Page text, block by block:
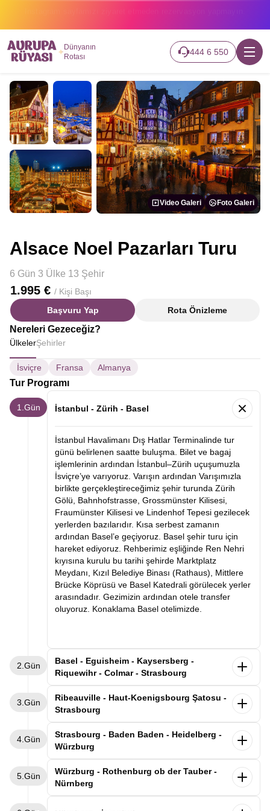
Dünyanın
Rotası
444 6 550
Video Galeri Foto Galeri
Alsace Noel Pazarları Turu
6 Gün 3 Ülke 13 Şehir
1.995 € / Kişi Başı
Başvuru Yap
Rota Önizleme
Nereleri Gezeceğiz?
ÜlkelerŞehirler
İsviçre Fransa Almanya
Tur Programı
1.Gün İstanbul - Zürih - Basel
İstanbul Havalimanı Dış Hatlar Terminalinde tur
günü belirlenen saatte buluşma. Bilet ve bagaj
işlemlerinin ardından İstanbul–Zürih uçuşumuzla
İsviçre’ye varıyoruz. Varışın ardından Varışımızla
birlikte gerçekleştireceğimiz şehir turunda Zürih
Gölü, Bahnhofstrasse, Grossmünster Kilisesi,
Fraumünster Kilisesi ve Lindenhof Tepesi gezilecek
yerlerden bazılarıdır. Kısa serbest zamanın
ardından Basel’e geçiyoruz. Basel şehir turu için
hareket ediyoruz. Rehberimiz eşliğinde Ren Nehri
kıyısına kurulu bu tarihi şehirde Marktplatz
Meydanı, Kızıl Belediye Binası (Rathaus), Mittlere
Brücke Köprüsü ve Basel Katedrali görülecek yerler
arasındadır. Gezimizin ardından otele transfer
oluyoruz. Konaklama Basel otelimizde.
2.Gün
Basel - Eguisheim - Kaysersberg -
Riquewihr - Colmar - Strasbourg
Dünyaca ünlü şarap yolunun en güzel kasabalarını
geziyoruz. Alsas-Loren bölgesinde leyleklerin en
geziyoruz. Rengarenk evlerin arasında gezimizi
tamamladıktan “İmparator’un Dağı” anlamına gelen
boyunca uzanan bu eşsiz kasabayı geziyoruz.
Sonrasında şarap mahzenleriyle ünlü Riquewihr
kasabasına geçiyoruz. Üzüm bağlarının kasabanın
3.Gün
Ribeauville - Haut-Koenigsbourg Şatosu -
Strasbourg
kahvaltımızı yaptıktan sonra Strasbourg'daki
otelimizden ayrılarak devam ediyoruz. İlk
incilerinden biri olan Ribeauvillé kasabası. Üzüm
bağlarıyla çevrili bu şirin kasabada, renkli ahşap
4.Gün
Strasbourg - Baden Baden - Heidelberg -
Würzburg
Almanya-Fransa sınırında Kara Ormanın tam
ortasında yer alan Baden-Baden’e geçiyoruz.
5.Gün
Würzburg - Rothenburg ob der Tauber -
Nürnberg